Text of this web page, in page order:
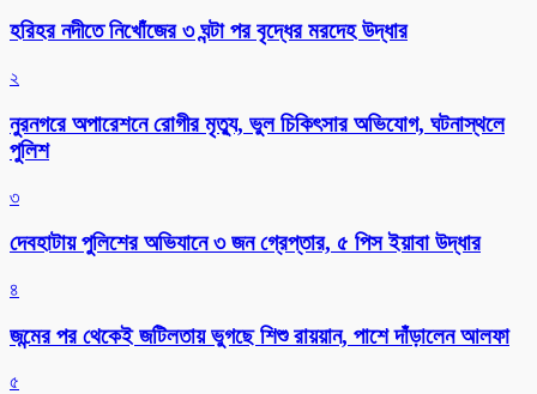
হরিহর নদীতে নিখোঁজের ৩ ঘন্টা পর বৃদ্ধের মরদেহ উদ্ধার
২
নুরনগরে অপারেশনে রোগীর মৃত্যু, ভুল চিকিৎসার অভিযোগ, ঘটনাস্থলে
পুলিশ
৩
দেবহাটায় পুলিশের অভিযানে ৩ জন গ্রেপ্তার, ৫ পিস ইয়াবা উদ্ধার
৪
জন্মের পর থেকেই জটিলতায় ভুগছে শিশু রায়য়ান, পাশে দাঁড়ালেন আলফা
৫